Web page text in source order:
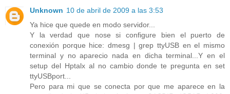
Unknown 10 de abril de 2009 a las 3:53
Ya hice que quede en modo servidor...
Y la verdad que nose si configure bien el puerto de
conexión porque hice: dmesg | grep ttyUSB en el mismo
terminal y no aparecio nada en dicha terminal...Y en el
setup del Hptalx al no cambio donde te pregunta en set
ttyUSBport...
Pero para mi que se conecta por que me aparece en la